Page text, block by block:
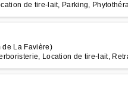
de tire-lait, Parking,
de La Favière)
Location de tire-lait,